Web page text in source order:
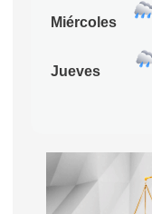
Miércoles
Jueves